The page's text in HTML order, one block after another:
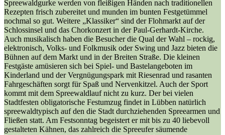
Spreewaldgurke werden von fleißigen Händen nach traditionellen
Rezepten frisch zubereitet und munden im bunten Festgetümmel
nochmal so gut. Weitere „Klassiker“ sind der Flohmarkt auf der
Schlossinsel und das Chorkonzert in der Paul-Gerhardt-Kirche.
Auch musikalisch haben die Besucher die Qual der Wahl – rockig,
elektronisch, Volks- und Folkmusik oder Swing und Jazz bieten die
Bühnen auf dem Markt und in der Breiten Straße. Die kleinen
Festgäste amüsieren sich bei Spiel- und Bastelangeboten im
Kinderland und der Vergnügungspark mit Riesenrad und rasanten
Fahrgeschäften sorgt für Spaß und Nervenkitzel. Auch der Sport
kommt mit dem Spreewaldlauf nicht zu kurz. Der bei vielen
Stadtfesten obligatorische Festumzug findet in Lübben natürlich
spreewaldtypisch auf den die Stadt durchziehenden Spreearmen und
Fließen statt. Am Festsonntag begeistert er mit bis zu 40 liebevoll
gestalteten Kähnen, das zahlreich die Spreeufer säumende